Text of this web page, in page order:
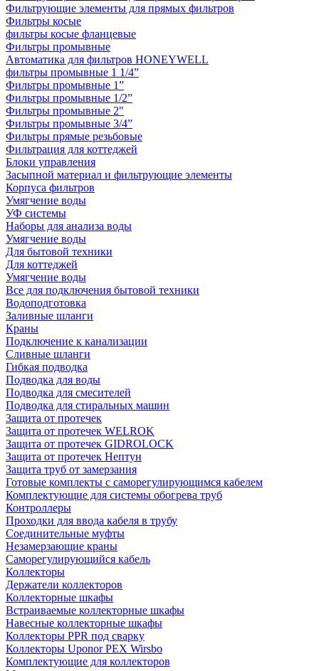
Фильтрующие элементы для прямых фильтров
Фильтры косые
фильтры косые фланцевые
Фильтры промывные
Автоматика для фильтров HONEYWELL
фильтры промывные 1 1/4”
Фильтры промывные 1”
Фильтры промывные 1/2”
Фильтры промывные 2"
Фильтры промывные 3/4”
Фильтры прямые резьбовые
Фильтрация для коттеджей
Блоки управления
Засыпной материал и фильтрующие элементы
Корпуса фильтров
Умягчение воды
УФ системы
Наборы для анализа воды
Умягчение воды
Для бытовой техники
Для коттеджей
Умягчение воды
Все для подключения бытовой техники
Водоподготовка
Заливные шланги
Краны
Подключение к канализации
Сливные шланги
Гибкая подводка
Подводка для воды
Подводка для смесителей
Подводка для стиральных машин
Защита от протечек
Защита от протечек WELROK
Защита от протечек GIDROLOCK
Защита от протечек Нептун
Защита труб от замерзания
Готовые комплекты с саморегулирующимся кабелем
Комплектующие для системы обогрева труб
Контроллеры
Проходки для ввода кабеля в трубу
Соединительные муфты
Незамерзающие краны
Саморегулирующийся кабель
Коллекторы
Держатели коллекторов
Коллекторные шкафы
Встраиваемые коллекторные шкафы
Навесные коллекторные шкафы
Коллекторы PPR под сварку
Коллекторы Uponor PEX Wirsbo
Комплектующие для коллекторов